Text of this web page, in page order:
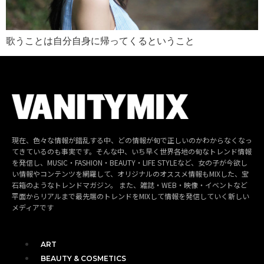
歌うことは自分自身に帰ってくるということ
現在、色々な情報が錯乱する中、どの情報が旬で正しいのかわからなくなっ
てきているのも事実です。そんな中、いち早く世界各地の旬なトレンド情報
を発信し、MUSIC・FASHION・BEAUTY・LIFE STYLEなど、女の子が今欲し
い情報やコンテンツを網羅して、オリジナルのオススメ情報もMIXした、宝
石箱のようなトレンドマガジン。 また、雑誌・WEB・映像・イベントなど
平面からリアルまで最先端のトレンドをMIXして情報を発信していく新しい
メディアです
ART
BEAUTY & COSMETICS